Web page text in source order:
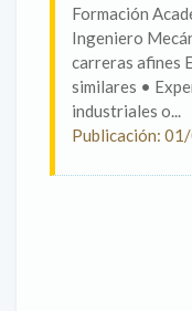
Formación
Ingeniero
carreras afines
similares •
industriales o...
Publicación: